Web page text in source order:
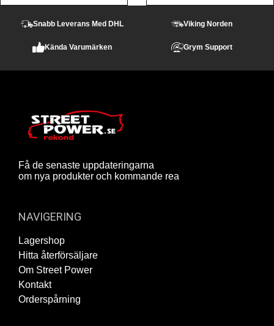
Snabb Leverans Med DHL Viking Norden
Kända Varumärken Grym Support
Få de senaste uppdateringarna
om nya produkter och kommande rea
NAVIGERING
Lagershop
Hitta återförsäljare
Om Street Power
Kontakt
Orderspårning